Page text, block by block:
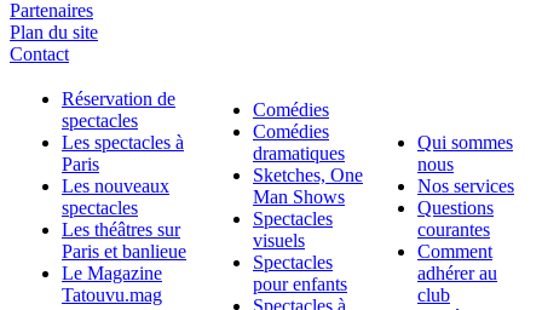
Partenaires
Plan du site
Contact
Réservation de
spectacles
Les spectacles à
Paris
Les nouveaux
spectacles
Les théâtres sur
Paris et banlieue
Le Magazine
Tatouvu.mag
Comédies
Comédies
dramatiques
Sketches, One
Man Shows
Spectacles
visuels
Spectacles
pour enfants
Qui sommes
nous
Nos services
Questions
courantes
Comment
adhérer au
club